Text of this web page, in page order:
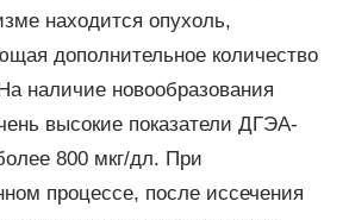
находится опухоль,
дополнительное количество
наличие новообразования
высокие показатели ДГЭА-
800 мкг/дл. При
процессе, после иссечения